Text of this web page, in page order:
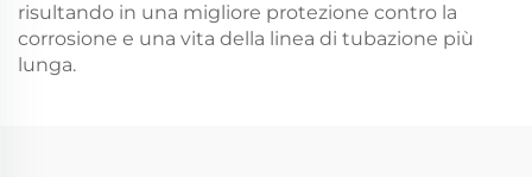
risultando in una migliore protezione contro la
corrosione e una vita della linea di tubazione più
lunga.